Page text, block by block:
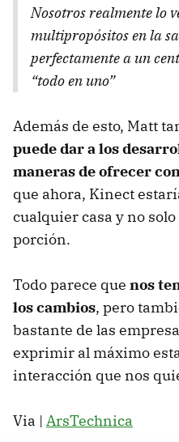
Nosotros realmente lo
multipropósitos en la
perfectamente a un
“todo en uno”
Además de esto, Matt
puede dar a los
maneras de ofrecer
que ahora, Kinect
cualquier casa y no
porción.
Todo parece que nos
los cambios, pero
bastante de las
exprimir al máximo
interacción que nos
Via | ArsTechnica